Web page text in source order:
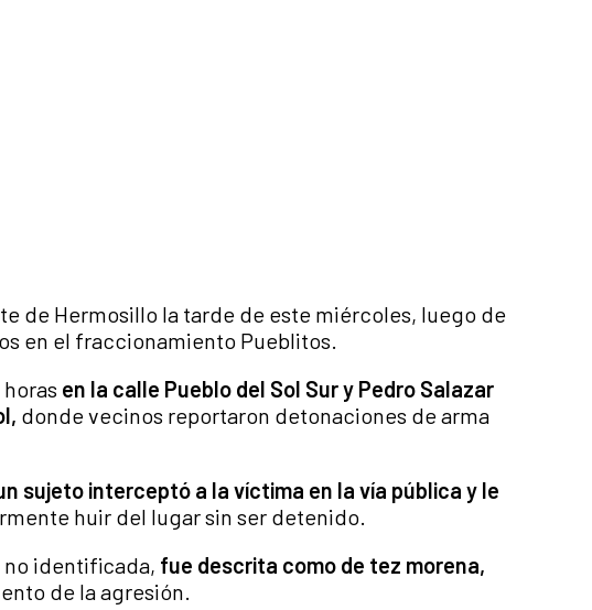
de Hermosillo la tarde de este miércoles, luego de
en el fraccionamiento Pueblitos.
en la calle Pueblo del Sol Sur y Pedro Salazar
donde vecinos reportaron detonaciones de arma
sujeto interceptó a la víctima en la vía pública y le
huir del lugar sin ser detenido.
no identificada, fue descrita como de tez morena,
de la agresión.